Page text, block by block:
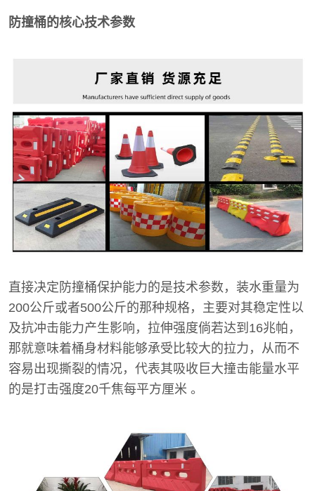
防撞桶的核心技术参数
直接决定防撞桶保护能力的是技术参数，装水重量为
200公斤或者500公斤的那种规格，主要对其稳定性以
及抗冲击能力产生影响，拉伸强度倘若达到16兆帕，
那就意味着桶身材料能够承受比较大的拉力，从而不
容易出现撕裂的情况，代表其吸收巨大撞击能量水平
的是打击强度20千焦每平方厘米 。